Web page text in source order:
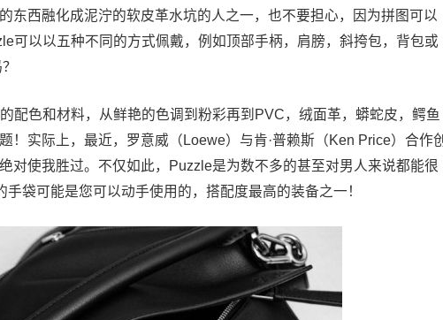
东西融化成泥泞的软皮革水坑的人之一，也不要担心，因为拼图可以
可以以五种不同的方式佩戴，例如顶部手柄，肩膀，斜挎包，背包或
配色和材料，从鲜艳的色调到粉彩再到PVC，绒面革，蟒蛇皮，鳄鱼
实际上，最近，罗意威（Loewe）与肯·普赖斯（Ken Price）合作
对使我胜过。不仅如此，Puzzle是为数不多的甚至对男人来说都能很
袋可能是您可以动手使用的，搭配度最高的装备之一！